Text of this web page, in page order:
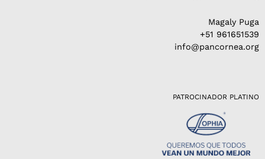
Magaly Puga
+51 961651539
info@pancornea.org
PATROCINADOR PLATINO